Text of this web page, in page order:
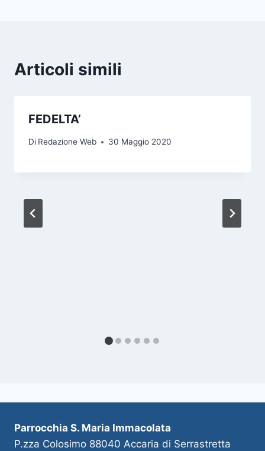
Articoli simili
FEDELTA’
Di Redazione Web 30 Maggio 2020
Parrocchia S. Maria Immacolata
P.zza Colosimo 88040 Accaria di Serrastretta